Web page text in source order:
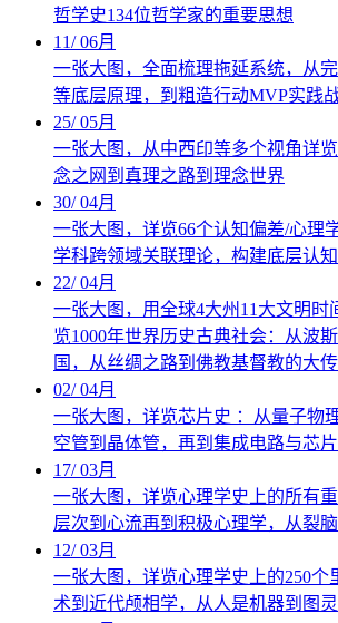
哲学史134位哲学家的重要思想
11/06月
一张大图，全面梳理拖延系统，从
等底层原理，到粗造行动MVP实践
25/05月
一张大图，从中西印等多个视角详
念之网到真理之路到理念世界
30/04月
一张大图，详览66个认知偏差/心理
学科跨领域关联理论，构建底层认
22/04月
一张大图，用全球4大州11大文明时
览1000年世界历史古典社会：从波
国，从丝绸之路到佛教基督教的大
02/04月
一张大图，详览芯片史 ：从量子物
空管到晶体管，再到集成电路与芯片
17/03月
一张大图，详览心理学史上的所有
层次到心流再到积极心理学，从裂
12/03月
一张大图，详览心理学史上的250个
术到近代颅相学，从人是机器到图